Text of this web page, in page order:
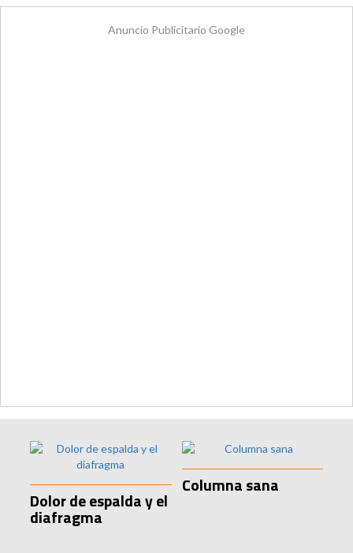
Anuncio Publicitario Google
Dolor de espalda y el
diafragma
Columna sana